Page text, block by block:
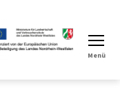
Menü